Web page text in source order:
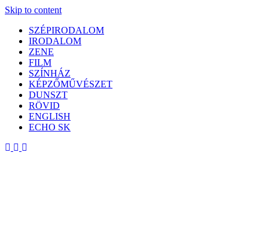
Skip to content
SZÉPIRODALOM
IRODALOM
ZENE
FILM
SZÍNHÁZ
KÉPZŐMŰVÉSZET
DUNSZT
RÖVID
ENGLISH
ECHO SK